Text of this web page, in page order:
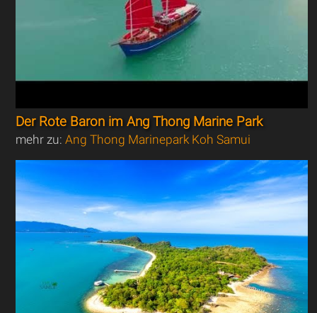
Der Rote Baron im Ang Thong Marine Park
mehr zu:Ang Thong Marinepark Koh Samui